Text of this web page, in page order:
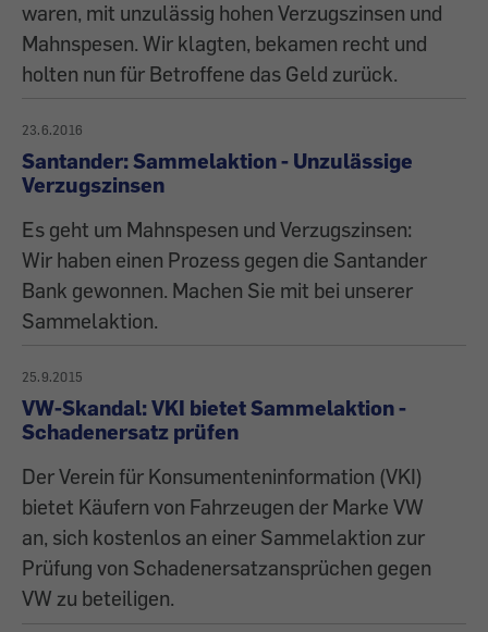
waren, mit unzulässig hohen Verzugszinsen und
Mahnspesen. Wir klagten, bekamen recht und
holten nun für Betroffene das Geld zurück.
23.6.2016
Santander: Sammelaktion - Unzulässige
Verzugszinsen
Es geht um Mahnspesen und Verzugszinsen:
Wir haben einen Prozess gegen die Santander
Bank gewonnen. Machen Sie mit bei unserer
Sammelaktion.
25.9.2015
VW-Skandal: VKI bietet Sammelaktion -
Schadenersatz prüfen
Der Verein für Konsumenteninformation (VKI)
bietet Käufern von Fahrzeugen der Marke VW
an, sich kostenlos an einer Sammelaktion zur
Prüfung von Schadenersatzansprüchen gegen
VW zu beteiligen.